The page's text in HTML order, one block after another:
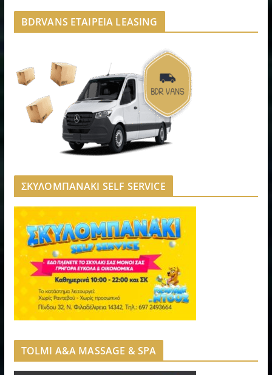
BDRVANS ΕΤΑΙΡΕΙΑ LEASING
ΣΚΥΛΟΜΠΑΝΑΚΙ SELF SERVICE
TOLMI A&A MASSAGE & SPA